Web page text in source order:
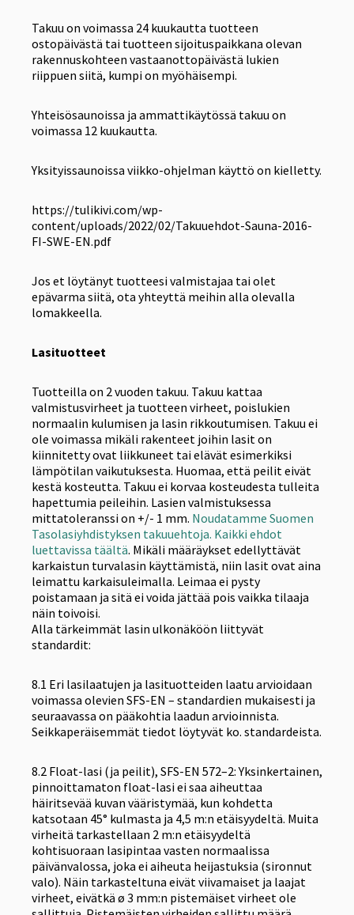
Takuu on voimassa 24 kuukautta tuotteen
ostopäivästä tai tuotteen sijoituspaikkana olevan
rakennuskohteen vastaanottopäivästä lukien
riippuen siitä, kumpi on myöhäisempi.
Yhteisösaunoissa ja ammattikäytössä takuu on
voimassa 12 kuukautta.
Yksityissaunoissa viikko-ohjelman käyttö on kielletty.
https://tulikivi.com/wp-
content/uploads/2022/02/Takuuehdot-Sauna-2016-
FI-SWE-EN.pdf
Jos et löytänyt tuotteesi valmistajaa tai olet
epävarma siitä, ota yhteyttä meihin alla olevalla
lomakkeella.
Lasituotteet
Tuotteilla on 2 vuoden takuu. Takuu kattaa
valmistusvirheet ja tuotteen virheet, poislukien
normaalin kulumisen ja lasin rikkoutumisen. Takuu ei
ole voimassa mikäli rakenteet joihin lasit on
kiinnitetty ovat liikkuneet tai elävät esimerkiksi
lämpötilan vaikutuksesta. Huomaa, että peilit eivät
kestä kosteutta. Takuu ei korvaa kosteudesta tulleita
hapettumia peileihin. Lasien valmistuksessa
mittatoleranssi on +/- 1 mm. Noudatamme Suomen
Tasolasiyhdistyksen takuuehtoja. Kaikki ehdot
luettavissa täältä. Mikäli määräykset edellyttävät
karkaistun turvalasin käyttämistä, niin lasit ovat aina
leimattu karkaisuleimalla. Leimaa ei pysty
poistamaan ja sitä ei voida jättää pois vaikka tilaaja
näin toivoisi.
Alla tärkeimmät lasin ulkonäköön liittyvät
standardit:
​8.1 Eri lasilaatujen ja lasituotteiden laatu arvioidaan
voimassa olevien SFS-EN – standardien mukaisesti ja
seuraavassa on pääkohtia laadun arvioinnista.
Seikkaperäisemmät tiedot löytyvät ko. standardeista.
8.2 Float-lasi (ja peilit), SFS-EN 572–2: Yksinkertainen,
pinnoittamaton float-lasi ei saa aiheuttaa
häiritsevää kuvan vääristymää, kun kohdetta
katsotaan 45° kulmasta ja 4,5 m:n etäisyydeltä. Muita
virheitä tarkastellaan 2 m:n etäisyydeltä
kohtisuoraan lasipintaa vasten normaalissa
päivänvalossa, joka ei aiheuta heijastuksia (sironnut
valo). Näin tarkasteltuna eivät viivamaiset ja laajat
virheet, eivätkä ø 3 mm:n pistemäiset virheet ole